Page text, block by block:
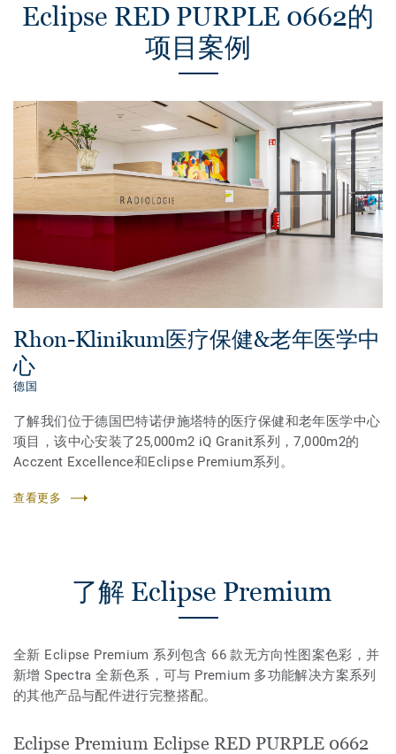
Eclipse RED PURPLE 0662的
项目案例
Rhon-Klinikum医疗保健&老年医学中
心
德国
了解我们位于德国巴特诺伊施塔特的医疗保健和老年医学中心
项目，该中心安装了25,000m2 iQ Granit系列，7,000m2的
Acczent Excellence和Eclipse Premium系列。
查看更多
了解 Eclipse Premium
全新 Eclipse Premium 系列包含 66 款无方向性图案色彩，并
新增 Spectra 全新色系，可与 Premium 多功能解决方案系列
的其他产品与配件进行完整搭配。
Eclipse Premium Eclipse RED PURPLE 0662